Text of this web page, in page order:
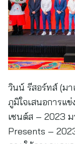
วินน์ รีสอร์ทส์ (มา
ภูมิใจเสนอการแ
เซนต์ส – 2023 ม
Presents –